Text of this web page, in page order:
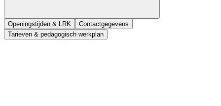
Openingstijden & LRK
Contactgegevens
Tarieven & pedagogisch werkplan